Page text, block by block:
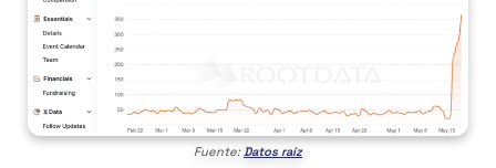
Fuente:Datos raíz